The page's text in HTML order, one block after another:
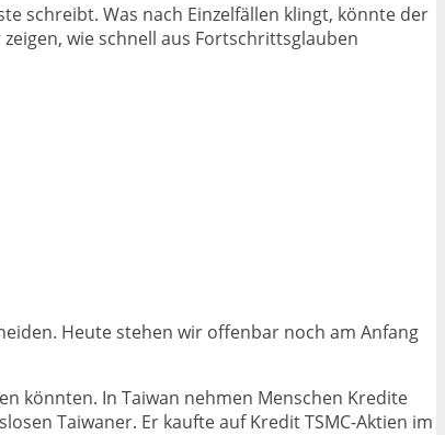
schreibt. Was nach Einzelfällen klingt, könnte der
wie schnell aus Fortschrittsglauben
Heute stehen wir offenbar noch am Anfang
könnten. In Taiwan nehmen Menschen Kredite
Taiwaner. Er kaufte auf Kredit TSMC-Aktien im